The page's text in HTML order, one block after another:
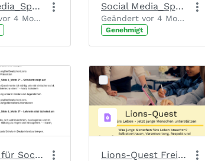
Social Media_Spendenaufruf_Slide 2
Geändert vor 4 Monaten von Chantal Josten.
Social Media_Spendenaufruf_Slide 1_Motiv 3
Geändert vor 4 Monaten von Chantal Josten.
Genehmigt
Captions für Social Media Posts (nach Motiv) Lions-Quest Freianzeige_Druck